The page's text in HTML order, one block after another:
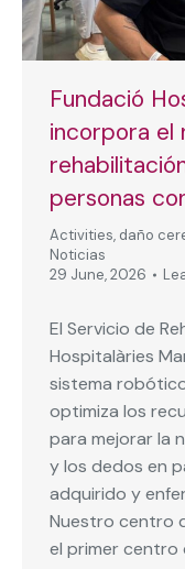
Fundació
incorpora el
personas
Activities, daño
Noticias
29 June, 2026
El Servicio de
Hospitalàries
sistema
optimiza los
para mejorar la
y los dedos en
adquirido y
Nuestro centro
el primer centro